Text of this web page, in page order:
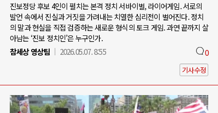
진보정당 후보 4인이 펼치는 본격 정치 서바이벌, 라이어게임. 서로의
발언 속에서 진실과 거짓을 가려내는 치열한 심리전이 벌어진다. 정치
의 말과 현실을 직접 검증하는 새로운 형식의 토크 게임. 과연 끝까지 살
아남는 ‘진보 정치인’은 누구인가.
참세상 영상팀
2026.05.07. 8:55 0
기사수정